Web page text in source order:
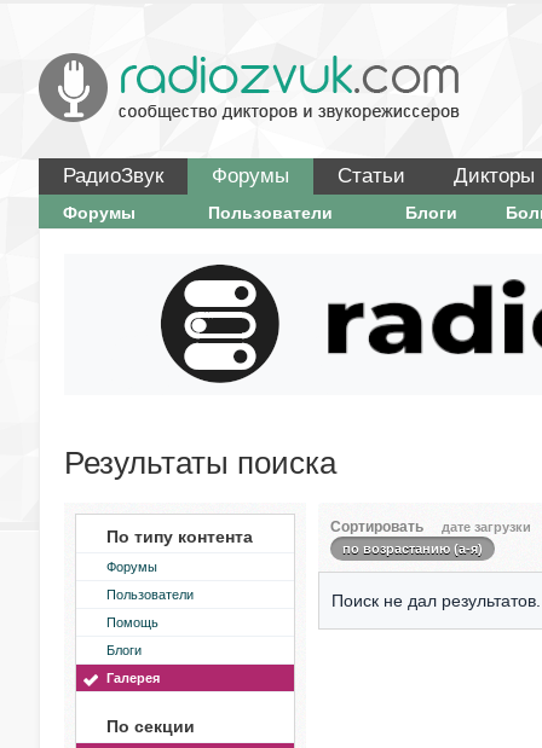
РадиоЗвук Форумы Статьи Дикторы
Форумы Пользователи Блоги
Результаты поиска
По типу контента
Форумы
Пользователи
Помощь
Блоги
Галерея
По секции
Сортировать
дате загрузки
по возрастанию (а-я)
Поиск не дал результатов.